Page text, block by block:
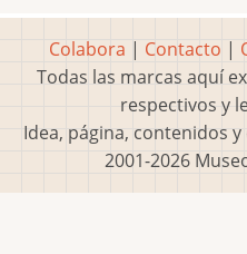
Colabora | Contacto |
Todas las marcas aquí
respectivos y
Idea, página, contenidos
2001-2026